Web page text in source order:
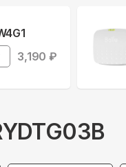
3,190 ₽